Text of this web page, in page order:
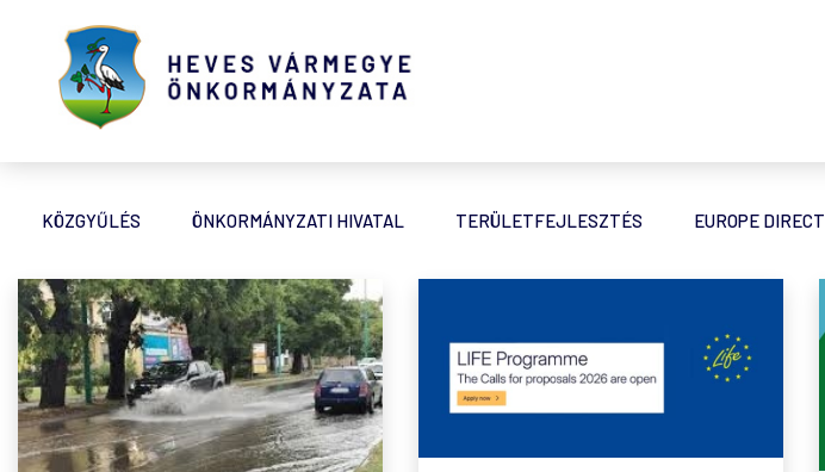
KÖZGYŰLÉS ÖNKORMÁNYZATI HIVATAL TERÜLETFEJLESZTÉS EUROPE DIRECT